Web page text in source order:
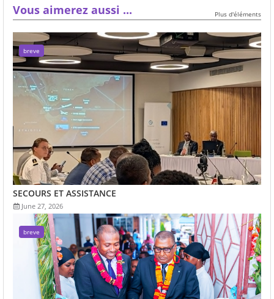
Vous aimerez aussi ... Plus d'éléments
breve
SECOURS ET ASSISTANCE
June 27, 2026
breve